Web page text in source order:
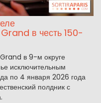
в честь 150-
в 9-м округе
исключительным
по 4 января 2026 года
полдник с